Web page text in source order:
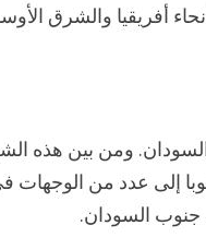
أفريقيا والشرق